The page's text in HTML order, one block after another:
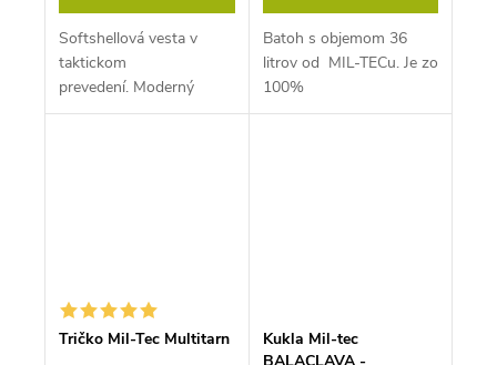
Softshellová vesta v
taktickom
prevedení. Moderný
materiál vám zaistí
Batoh s objemom 36
litrov od MIL-TECu. Je zo
100%
polyesteru. Popruhy sú
Tričko Mil-Tec Multitarn
Kukla Mil-tec